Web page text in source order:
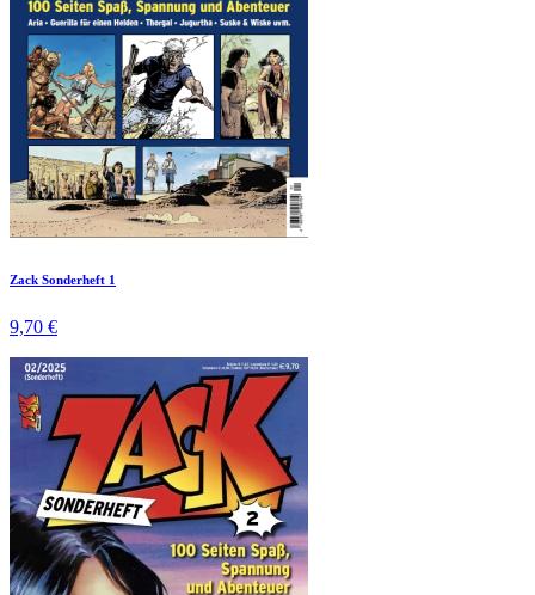
Zack Sonderheft 1
9,70 €